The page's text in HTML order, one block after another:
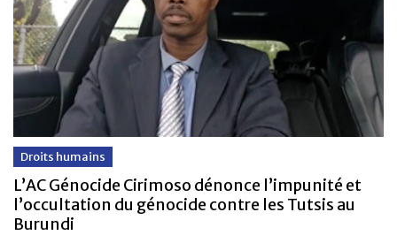
Droits humains
L’AC Génocide Cirimoso dénonce l’impunité et
l’occultation du génocide contre les Tutsis au
Burundi